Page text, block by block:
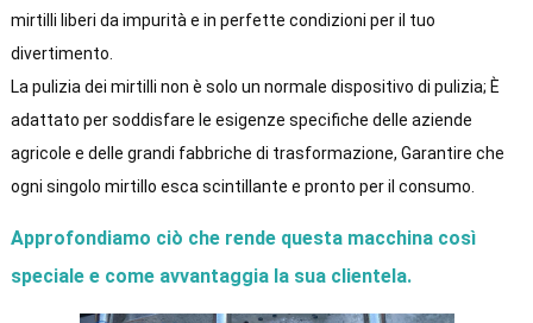
mirtilli liberi da impurità e in perfette condizioni per il tuo
divertimento.
La pulizia dei mirtilli non è solo un normale dispositivo di pulizia; È
adattato per soddisfare le esigenze specifiche delle aziende
agricole e delle grandi fabbriche di trasformazione, Garantire che
ogni singolo mirtillo esca scintillante e pronto per il consumo.
Approfondiamo ciò che rende questa macchina così
speciale e come avvantaggia la sua clientela.